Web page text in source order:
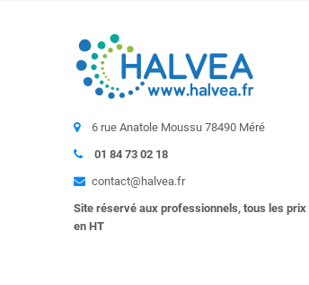
6 rue Anatole Moussu 78490 Méré
01 84 73 02 18
contact@halvea.fr
Site réservé aux professionnels, tous les
en HT